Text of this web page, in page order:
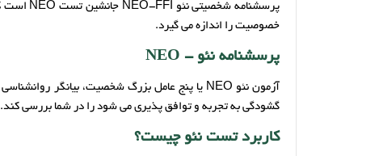
پرسشنامه شخصیتی نئو NEO-FFI جانشین تست NEO است که در سال 1985 توسط
خصوصیت را اندازه می گیرد.
پرسشنامه نئو - NEO
گشودگی به تجربه و توافق پذیری می شود را در شما بررسی کند.
کاربرد تست نئو چیست؟